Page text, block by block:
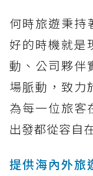
何時旅遊秉持
好的時機就是
動、公司夥伴
場脈動，致力
為每一位旅客
出發都從容自
提供海內外旅